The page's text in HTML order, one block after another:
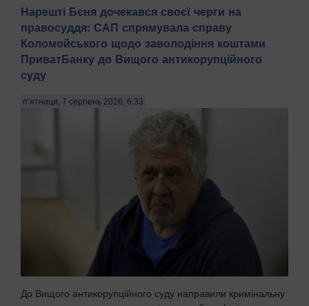
Нарешті Бєня дочекався своєї черги на
правосуддя: САП спрямувала справу
Коломойського щодо заволодіння коштами
ПриватБанку до Вищого антикорупційного
суду
п’ятниця, 7 серпень 2026, 6:33
До Вищого антикорупційного суду направили кримінальну